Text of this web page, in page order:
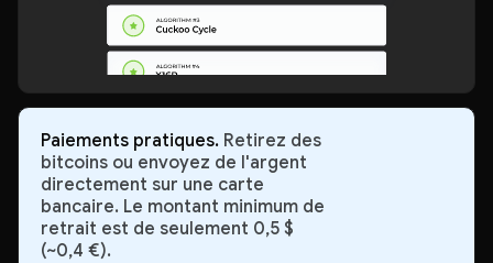
Paiements pratiques. Retirez des
bitcoins ou envoyez de l'argent
directement sur une carte
bancaire. Le montant minimum de
retrait est de seulement 0,5 $
(~0,4 €).